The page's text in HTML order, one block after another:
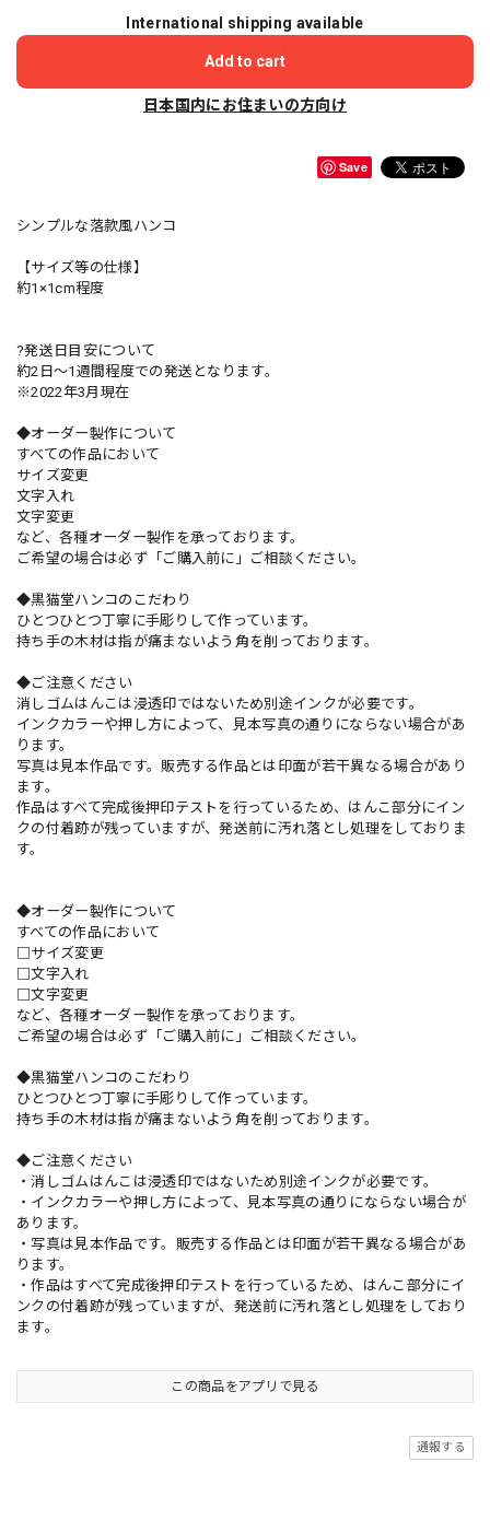
International shipping available
Add to cart
日本国内にお住まいの方向け
Save
シンプルな落款風ハンコ
【サイズ等の仕様】
約1×1cm程度
?発送日目安について
約2日〜1週間程度での発送となります。
※2022年3月現在
◆オーダー製作について
すべての作品において
サイズ変更
文字入れ
文字変更
など、各種オーダー製作を承っております。
ご希望の場合は必ず「ご購入前に」ご相談ください。
◆黒猫堂ハンコのこだわり
ひとつひとつ丁寧に手彫りして作っています。
持ち手の木材は指が痛まないよう角を削っております。
◆ご注意ください
消しゴムはんこは浸透印ではないため別途インクが必要です。
インクカラーや押し方によって、見本写真の通りにならない場合があ
ります。
写真は見本作品です。販売する作品とは印面が若干異なる場合があり
ます。
作品はすべて完成後押印テストを行っているため、はんこ部分にイン
クの付着跡が残っていますが、発送前に汚れ落とし処理をしておりま
す。
◆オーダー製作について
すべての作品において
□サイズ変更
□文字入れ
□文字変更
など、各種オーダー製作を承っております。
ご希望の場合は必ず「ご購入前に」ご相談ください。
◆黒猫堂ハンコのこだわり
ひとつひとつ丁寧に手彫りして作っています。
持ち手の木材は指が痛まないよう角を削っております。
◆ご注意ください
・消しゴムはんこは浸透印ではないため別途インクが必要です。
・インクカラーや押し方によって、見本写真の通りにならない場合が
あります。
・写真は見本作品です。販売する作品とは印面が若干異なる場合があ
ります。
・作品はすべて完成後押印テストを行っているため、はんこ部分にイ
ンクの付着跡が残っていますが、発送前に汚れ落とし処理をしており
ます。
この商品をアプリで見る
通報する